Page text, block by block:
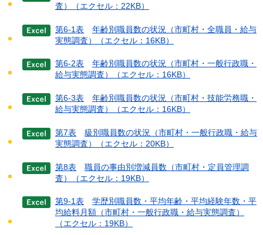
査）
（エクセル：22KB）
第6-1表
年齢別職員数の状況（市町村・全職員・給与
実態調査）
（エクセル：16KB）
第6-2表
年齢別職員数の状況（市町村・一般行政職・
給与実態調査）
（エクセル：16KB）
第6-3表
年齢別職員数の状況（市町村・技能労務職・
給与実態調査）
（エクセル：16KB）
第7表
級別職員数の状況（市町村・一般行政職・給与
実態調査）
（エクセル：20KB）
第8表
職員の事由別増減員数（市町村・定員管理調
査）
（エクセル：19KB）
第9-1表
学歴別職員数・平均年齢・平均経験年数・平
均給料月額（市町村・一般行政職・給与実態調査）
（エクセル：19KB）